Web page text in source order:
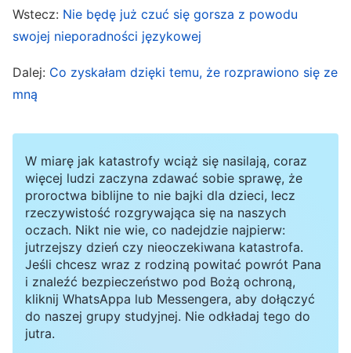
może na przykład wynikać z nieustającej wiary
danej osoby w jej straszny los. Czy to nie jest
jedna z przyczyn?(Tak).Gdy ktoś wychowywał
się na wsi albo w biednej okolicy, rodzinie się
Taki ktoś miał bardzo niewiele ubrań i choć były
dziurawe, musiał je nosić. Nigdy nie jadał
posiłków dobrej jakości, a żeby spożyć jakieś
danie mięsne, musiał czekać do Nowego Roku
lub jakiegoś święta. Nieraz bywał głodny i
dokuczał mu chłód, bo brakowało mu ciepłych
ubrań. Mógł tylko pomarzyć o talerzu pełnym
mięsiwa, a czasem nawet o owoce było trudno.
Wstecz: Nie będę już czuć się gorsza z powodu
swojej nieporadności językowej
Dalej: Co zyskałam dzięki temu, że rozprawiono się ze
mną
W miarę jak katastrofy wciąż się nasilają, coraz
więcej ludzi zaczyna zdawać sobie sprawę, że
proroctwa biblijne to nie bajki dla dzieci, lecz
rzeczywistość rozgrywająca się na naszych
oczach. Nikt nie wie, co nadejdzie najpierw:
jutrzejszy dzień czy nieoczekiwana katastrofa.
Jeśli chcesz wraz z rodziną powitać powrót Pana
i znaleźć bezpieczeństwo pod Bożą ochroną,
kliknij WhatsAppa lub Messengera, aby dołączyć
do naszej grupy studyjnej. Nie odkładaj tego do
jutra.